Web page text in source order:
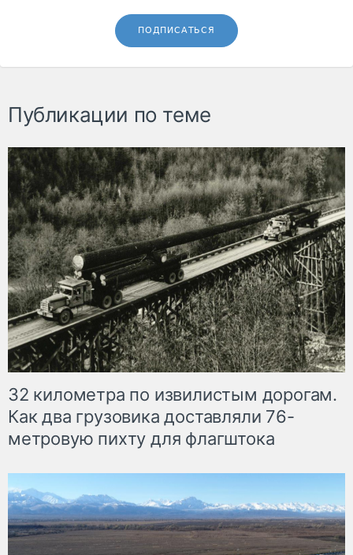
ПОДПИСАТЬСЯ
Публикации по теме
32 километра по извилистым дорогам.
Как два грузовика доставляли 76-
метровую пихту для флагштока